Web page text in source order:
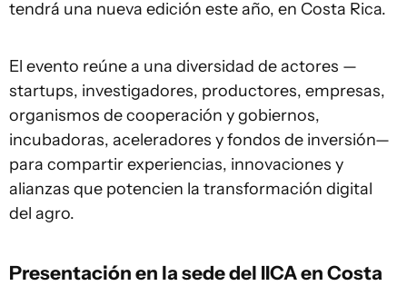
tendrá una nueva edición este año, en Costa Rica.
El evento reúne a una diversidad de actores —
startups, investigadores, productores, empresas,
organismos de cooperación y gobiernos,
incubadoras, aceleradores y fondos de inversión—
para compartir experiencias, innovaciones y
alianzas que potencien la transformación digital
del agro.
Presentación en la sede del IICA en Costa